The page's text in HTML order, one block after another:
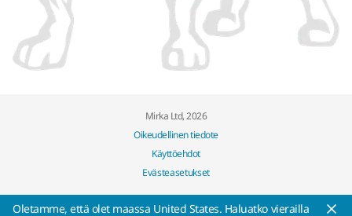
Mirka Ltd, 2026
Oikeudellinen tiedote
Käyttöehdot
Evästeasetukset
Oletamme, että olet maassa United States. Haluatko vierailla